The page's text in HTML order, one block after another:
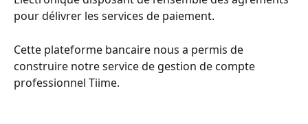
pour délivrer les services de paiement.
Cette plateforme bancaire nous a permis de
construire notre service de gestion de compte
professionnel Tiime.